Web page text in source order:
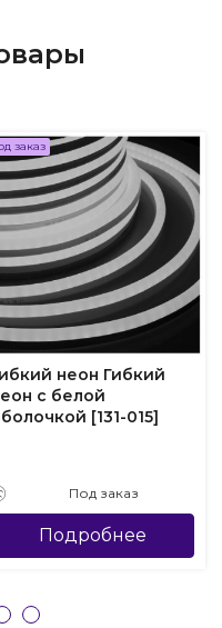
заказ
неон Гибкий
с белой
[131-015]
Под заказ
Подробнее